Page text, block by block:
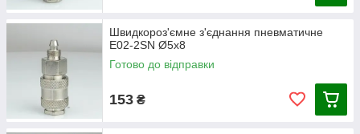
Швидкороз'ємне з'єднання пневматичне
E02-2SN Ø5х8
Готово до відправки
153 ₴